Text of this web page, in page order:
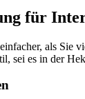
für
als Sie
sei es in der